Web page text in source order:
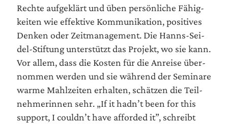
Rech­te auf­ge­klärt und üben per­sön­li­che Fähig­
kei­ten wie effek­ti­ve Kom­mu­ni­ka­ti­on, posi­ti­ves
Den­ken oder Zeit­ma­nage­ment. Die Hanns-Sei­
del-Stif­tung unter­stützt das Pro­jekt, wo sie kann.
Vor allem, dass die Kos­ten für die Anrei­se über­
nom­men wer­den und sie wäh­rend der Semi­na­re
war­me Mahl­zei­ten erhal­ten, schät­zen die Teil­
neh­me­rin­nen sehr. „If it hadn’t been for this
sup­port, I couldn’t have affor­ded it”, schreibt